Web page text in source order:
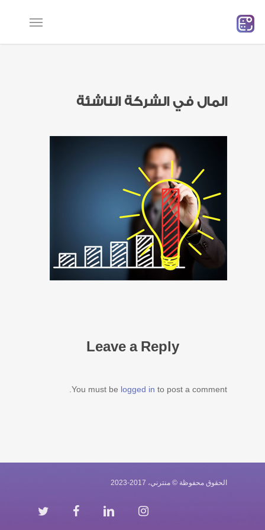
main
content
المال في الشركة الناشئة
Leave a Reply
You must be logged in to post a comment.
الحقوق محفوظة © منترني، 2017-2023